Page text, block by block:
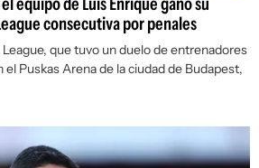
consecutiva por penales
que tuvo un duelo de entrenadores
Puskas Arena de la ciudad de Budapest,